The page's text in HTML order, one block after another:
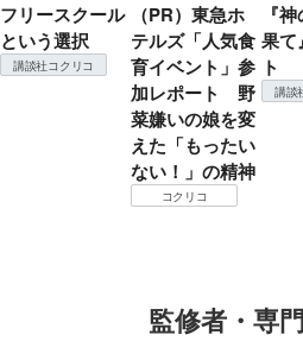
フリースクール
という選択
講談社コクリコ
（PR）東急ホ
テルズ「人気食
育イベント」参
加レポート 野
菜嫌いの娘を変
えた「もったい
ない！」の精神
コクリコ
『
果て
ト
講談
監修者・専